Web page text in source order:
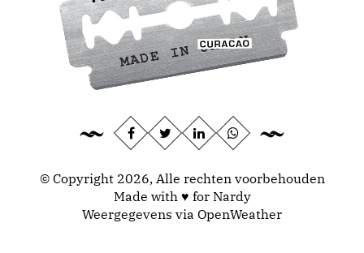
© Copyright 2026, Alle rechten voorbehouden
Made with ♥ for Nardy
Weergegevens via OpenWeather